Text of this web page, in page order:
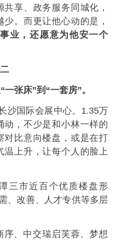
享、政务服务同城化，
。而更让他心动的是，
业，还愿意为他安一个
二
张床”到“一套房”。
沙国际会展中心。1.35万
动，不少是和小林一样的
对比意向楼盘，或是在打
温上升，让每个人的脸上
三市近百个优质楼盘形
、改善、人才专供等多层
序、中交瑞启芙蓉、梦想